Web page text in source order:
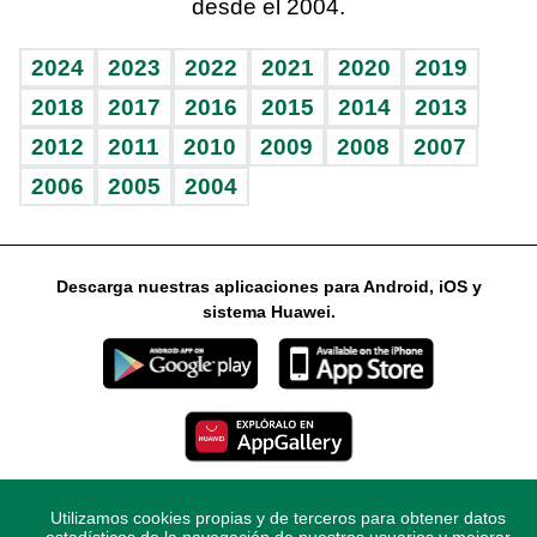
Vida y familia
Eñe
Celebrando la vida
Sin complejos
En pocas palabras
Escuchando al corazón
Economía Personal
Consulta Libre
BRV
TBT Deportivo
Más firmas
Guía del dinero
Horóscopos
desde el 2004.
2024 2023 2022 2021 2020
2019
2018
2017 2016 2015 2014
2013
2012
2011 2010 2009 2008
2007
2006
2005 2004
Descarga nuestras aplicaciones para Android, iOS y
sistema Huawei.
© 2021 Diario Libre, todos los derechos reservados.
Utilizamos cookies propias y de terceros para obtener datos